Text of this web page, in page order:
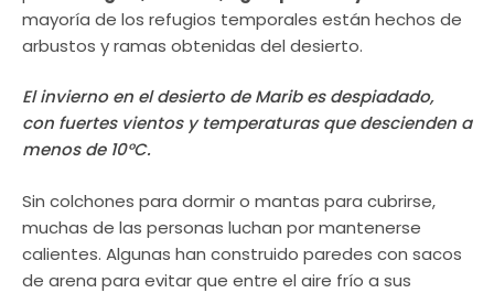
mayoría de los refugios temporales están hechos de
arbustos y ramas obtenidas del desierto.
El invierno en el desierto de Marib es despiadado,
con fuertes vientos y temperaturas que descienden a
menos de 10°C.
Sin colchones para dormir o mantas para cubrirse,
muchas de las personas luchan por mantenerse
calientes. Algunas han construido paredes con sacos
de arena para evitar que entre el aire frío a sus